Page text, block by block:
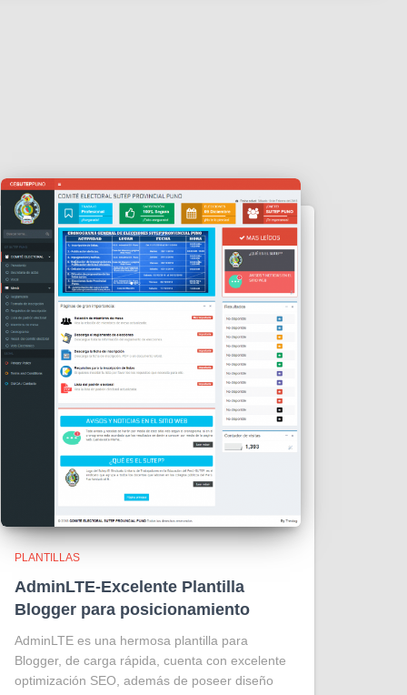
PLANTILLAS
AdminLTE-Excelente Plantilla
Blogger para posicionamiento
AdminLTE es una hermosa plantilla para
Blogger, de carga rápida, cuenta con excelente
optimización SEO, además de poseer diseño